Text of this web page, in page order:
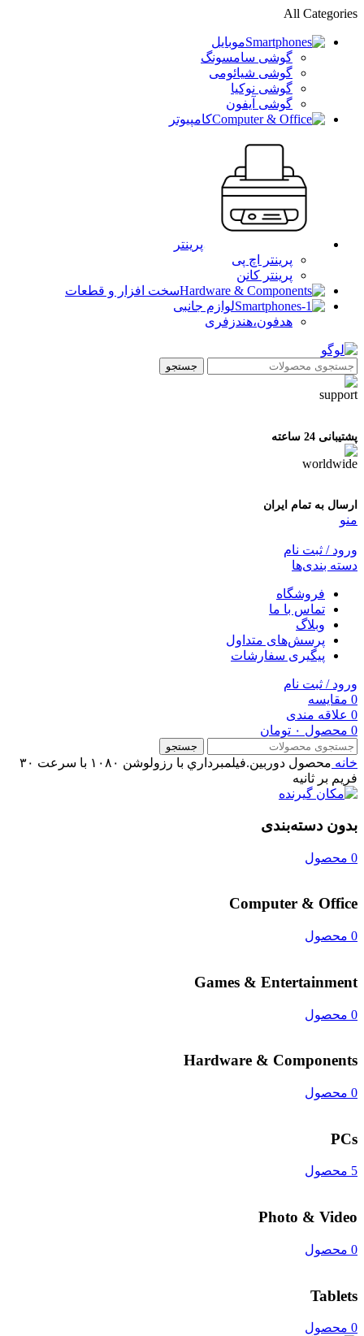
All Categories
موبایل
گوشی سامسونگ
گوشی شیائومی
گوشی نوکیا
گوشی آیفون
کامپیوتر
پرینتر
پرینتر اچ پی
پرینتر کانن
سخت افزار و قطعات
لوازم جانبی
هدفون،هندزفری
جستجو
پشتیبانی 24 ساعته
ارسال به تمام ایران
منو
ورود / ثبت نام
دسته بندی‌ها
فروشگاه
تماس با ما
وبلاگ
پرسش‌های متداول
پیگیری سفارشات
ورود / ثبت نام
0 مقایسه
0 علاقه مندی
0 محصول ۰ تومان
جستجو
خانه محصول دوربين.فيلمبرداري
با رزولوشن ۱۰۸۰ با سرعت ۳۰
فریم بر ثانیه
بدون دسته‌بندی
0 محصول
Computer & Office
0 محصول
Games & Entertainment
0 محصول
Hardware & Components
0 محصول
PCs
5 محصول
Photo & Video
0 محصول
Tablets
0 محصول